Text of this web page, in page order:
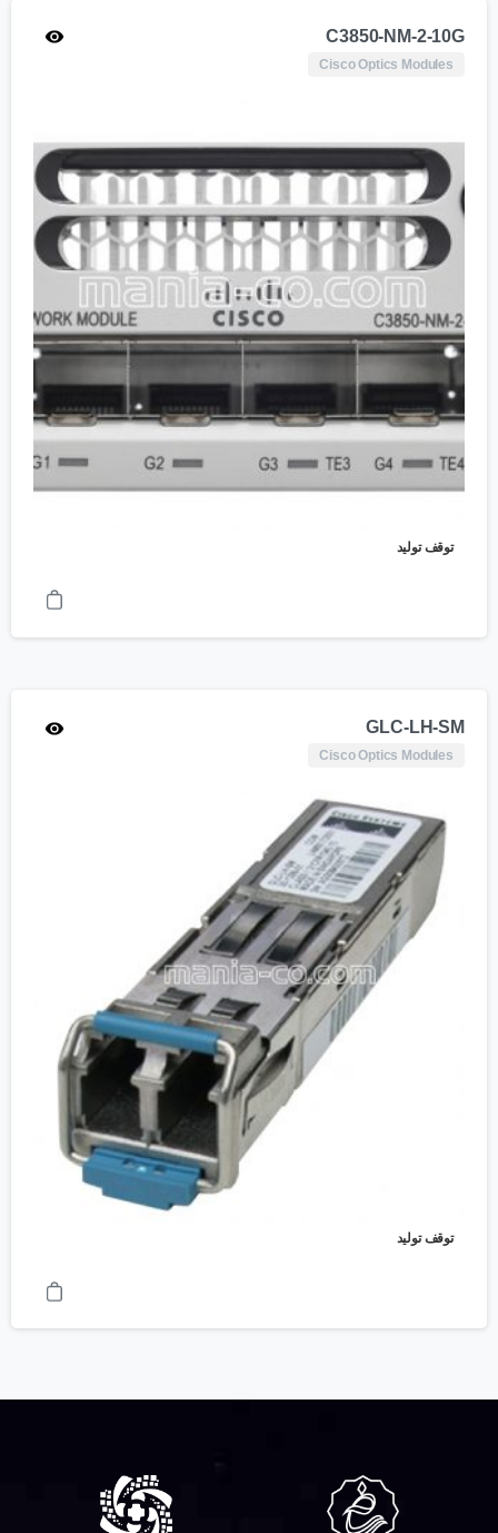
C3850-NM-2-10G
Cisco Optics Modules
توقف تولید
GLC-LH-SM
Cisco Optics Modules
توقف تولید